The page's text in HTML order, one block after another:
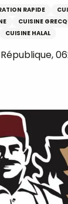
RAPIDE
CUISINE
CUISINE HALAL
aux favoris